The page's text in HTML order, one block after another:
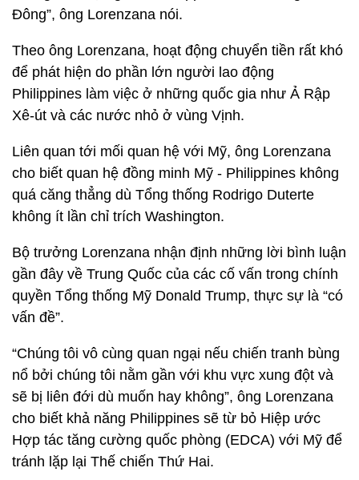
Đông”, ông Lorenzana nói.
Theo ông Lorenzana, hoạt động chuyển tiền rất khó
để phát hiện do phần lớn người lao động
Philippines làm việc ở những quốc gia như Ả Rập
Xê-út và các nước nhỏ ở vùng Vịnh.
Liên quan tới mối quan hệ với Mỹ, ông Lorenzana
cho biết quan hệ đồng minh Mỹ - Philippines không
quá căng thẳng dù Tổng thống Rodrigo Duterte
không ít lần chỉ trích Washington.
Bộ trưởng Lorenzana nhận định những lời bình luận
gần đây về Trung Quốc của các cố vấn trong chính
quyền Tổng thống Mỹ Donald Trump, thực sự là “có
vấn đề”.
“Chúng tôi vô cùng quan ngại nếu chiến tranh bùng
nổ bởi chúng tôi nằm gần với khu vực xung đột và
sẽ bị liên đới dù muốn hay không”, ông Lorenzana
cho biết khả năng Philippines sẽ từ bỏ Hiệp ước
Hợp tác tăng cường quốc phòng (EDCA) với Mỹ để
tránh lặp lại Thế chiến Thứ Hai.